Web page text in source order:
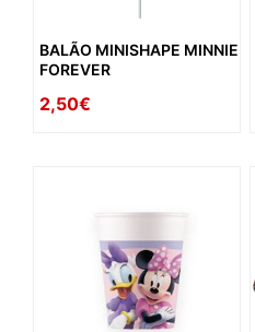
BALÃO MINISHAPE MINNIE
FOREVER
2,50€